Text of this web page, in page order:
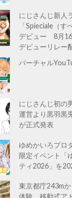
にじさんじ新人
「Spieciale（
デビュー 8月16
デビューリレー
バーチャル
にじさんじ初の
運営より黒羽黒
が正式発表
ゆめかいろプロ
限定イベント「
ティ2026」を
東京都庁243m
体験 移動式ア